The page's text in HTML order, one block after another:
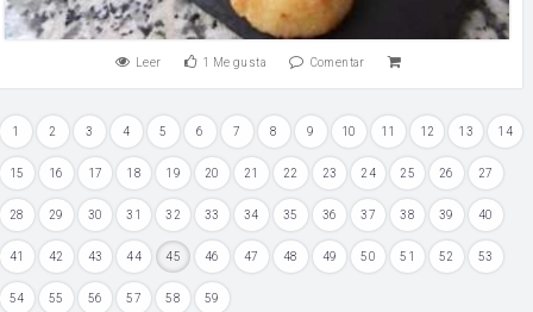
Leer 1 Me gusta Comentar
1 2 3 4 5 6 7 8 9 10 11 12 13 14
15 16 17 18 19 20 21 22 23 24 25 26 27
28 29 30 31 32 33 34 35 36 37 38 39 40
41 42 43 44 45 46 47 48 49 50 51 52 53
54 55 56 57 58 59